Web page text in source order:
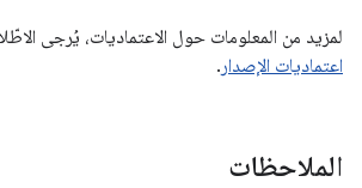
لمزيد من المعلومات حول الاعتماديات، يُرجى
اعتماديات الإصدار .
الملاحظات